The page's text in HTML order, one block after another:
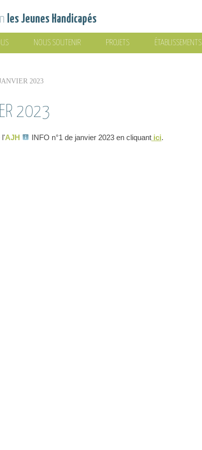
les Jeunes Handicapés
NOUS SOUTENIR PROJETS ÉTABLISSEMENTS
2023
2023
l'AJH INFO n°1 de janvier 2023 en cliquant ici.